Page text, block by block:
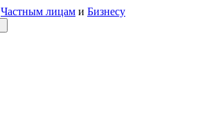
Частным лицам и Бизнесу